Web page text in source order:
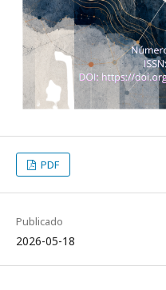
PDF
Publicado
2026-05-18